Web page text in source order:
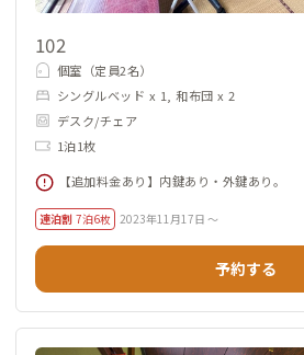
102
個室（定員2名）
シングルベッド x 1, 和布団 x 2
デスク/チェア
1泊1枚
【追加料金あり】内鍵あり・外鍵あり。
連泊割 7泊6枚 2023年11月17日 ～
予約する